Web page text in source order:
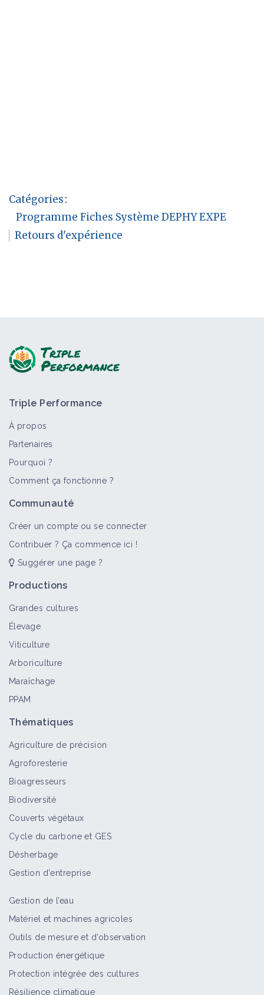
Catégories:
Programme Fiches Système DEPHY EXPE
Retours d'expérience
Triple Performance
À propos
Partenaires
Pourquoi ?
Comment ça fonctionne ?
Communauté
Créer un compte ou se connecter
Contribuer ? Ça commence ici !
Suggérer une page ?
Productions
Grandes cultures
Élevage
Viticulture
Arboriculture
Maraîchage
PPAM
Thématiques
Agriculture de précision
Agroforesterie
Bioagresseurs
Biodiversité
Couverts végétaux
Cycle du carbone et GES
Désherbage
Gestion d'entreprise
Gestion de l’eau
Matériel et machines agricoles
Outils de mesure et d’observation
Production énergétique
Protection intégrée des cultures
Résilience climatique